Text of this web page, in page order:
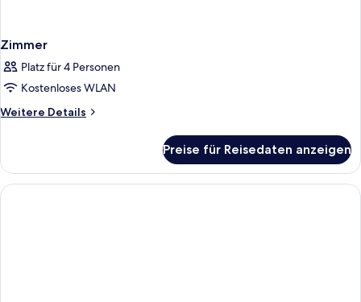
Zimmer
Platz für 4 Personen
Kostenloses WLAN
Weitere Details
Weitere
Preise für Reisedaten anzeigen